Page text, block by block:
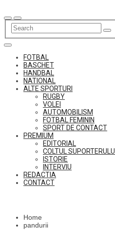
to
content
FOTBAL
BASCHET
HANDBAL
NATIONAL
ALTE SPORTURI
RUGBY
VOLEI
AUTOMOBILISM
FOTBAL FEMININ
SPORT DE CONTACT
PREMIUM
EDITORIAL
COLTUL SUPORTERULUI
ISTORIE
INTERVIU
REDACTIA
CONTACT
Home
pandurii